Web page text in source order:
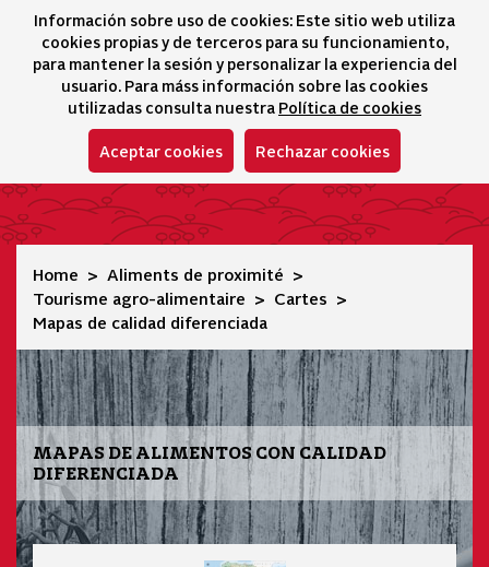
Información sobre uso de cookies: Este sitio web utiliza
cookies propias y de terceros para su funcionamiento,
para mantener la sesión y personalizar la experiencia del
usuario. Para máss información sobre las cookies
utilizadas consulta nuestra Política de cookies
Aceptar cookies Rechazar cookies
Sélecteur de
icono
Mapas de calidad diferenciada
Home
Aliments de proximité
Tourisme agro-alimentaire
Cartes
Mapas de calidad diferenciada
MAPAS DE ALIMENTOS CON CALIDAD
DIFERENCIADA